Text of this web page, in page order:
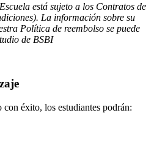
está sujeto a los Contratos de
La información sobre su
Política de reembolso se puede
de BSBI
éxito, los estudiantes podrán: